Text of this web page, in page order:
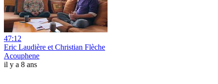
47:12
Eric Laudière et Christian Flèche
Acouphene
il y a 8 ans